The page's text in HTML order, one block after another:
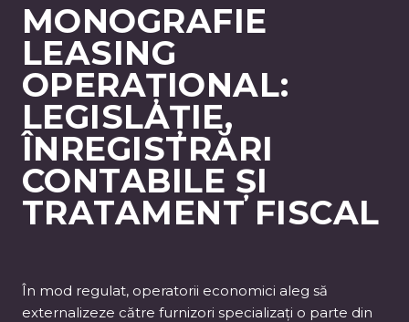
MONOGRAFIE
LEASING
OPERAȚIONAL:
LEGISLAȚIE,
ÎNREGISTRĂRI
CONTABILE ȘI
TRATAMENT FISCAL
În mod regulat, operatorii economici aleg să
externalizeze către furnizori specializați o parte din